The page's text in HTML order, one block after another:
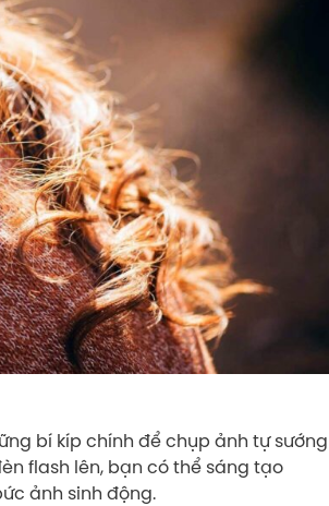
bí kíp chính để chụp ảnh tự sướng
flash lên, bạn có thể sáng tạo
ảnh sinh động.